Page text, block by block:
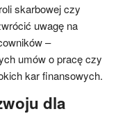
skarbowej czy
uwagę na
–
umów o pracę czy
kar finansowych.
dla